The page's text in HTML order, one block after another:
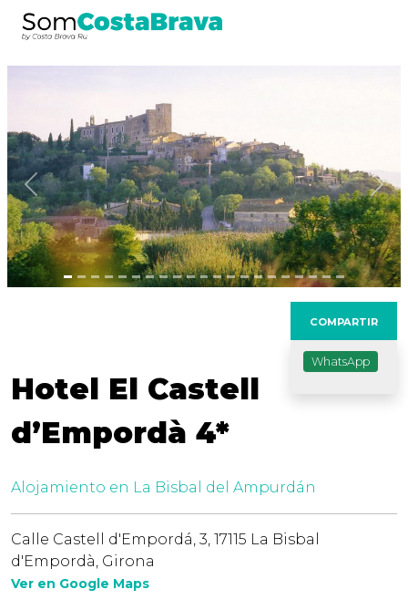
Anterior
Hotel El Castell
d’Empordà 4*
Alojamiento en La Bisbal del Ampurdán
Calle Castell d'Empordá, 3, 17115 La Bisbal
d'Empordà, Girona
Ver en Google Maps
COMPARTIR
WhatsApp